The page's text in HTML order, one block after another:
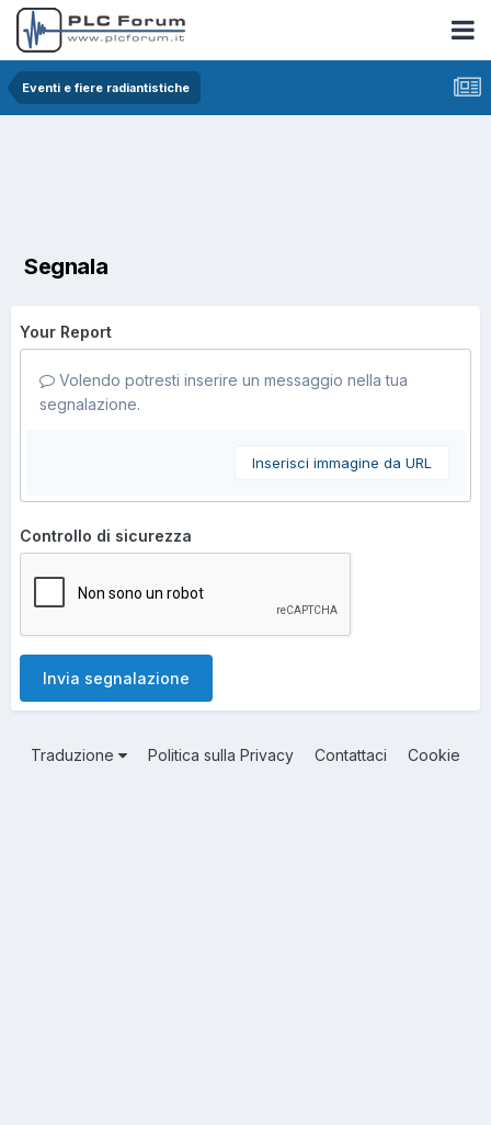
Eventi e fiere radiantistiche
Segnala
Your Report
Volendo potresti inserire un messaggio nella tua
segnalazione.
Inserisci immagine da URL
Controllo di sicurezza
Invia segnalazione
Traduzione Politica sulla Privacy Contattaci Cookie